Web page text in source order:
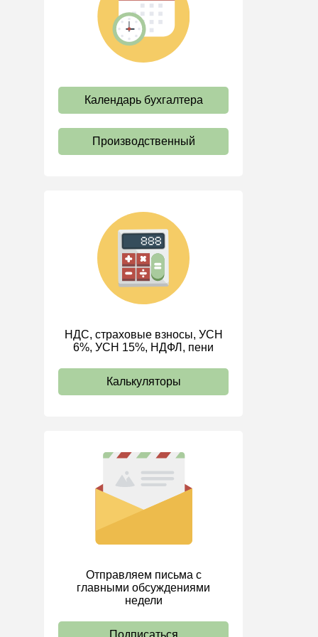
труда
Отпуск и время отдыха
Оплата труда
Ответственность и
взыскания
Пенсии
Трудовые книжки
Кадровые документы и
образцы
Персональные данные
ИП
Календарь бухгалтера
Производственный
НДС, страховые взносы, УСН
6%, УСН 15%, НДФЛ, пени
Калькуляторы
Отправляем письма с
главными обсуждениями
недели
Подписаться